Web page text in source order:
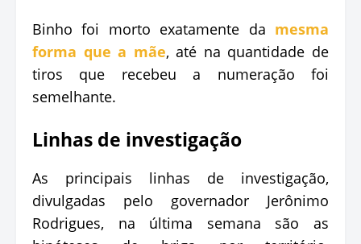
Binho foi morto exatamente da mesma
forma que a mãe, até na quantidade de
tiros que recebeu a numeração foi
semelhante.
Linhas de investigação
As principais linhas de investigação,
divulgadas pelo governador Jerônimo
Rodrigues, na última semana são as